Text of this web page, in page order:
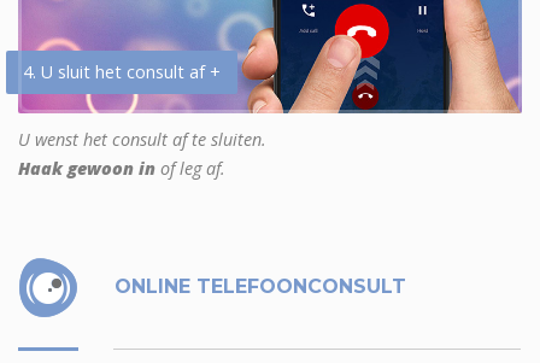
4. U sluit het consult af +
U wenst het consult af te sluiten.
Haak gewoon in of leg af.
ONLINE TELEFOONCONSULT